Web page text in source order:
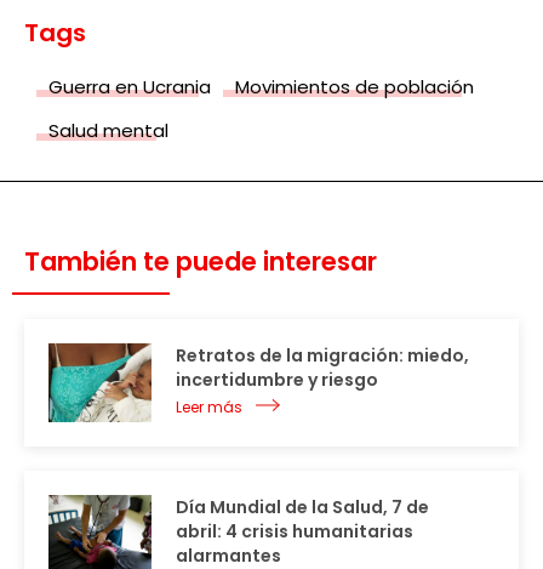
Tags
Guerra en Ucrania
Movimientos de población
Salud mental
También te puede interesar
Retratos de la migración: miedo,
incertidumbre y riesgo
Leer más
Día Mundial de la Salud, 7 de
abril: 4 crisis humanitarias
alarmantes